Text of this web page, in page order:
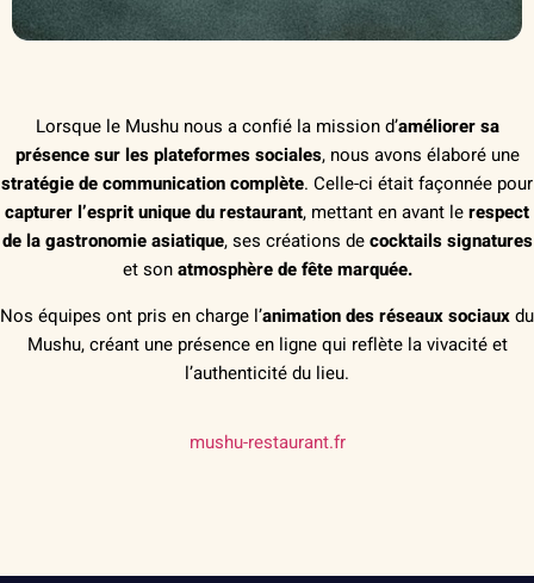
Lorsque le Mushu nous a confié la mission d’améliorer sa
présence sur les plateformes sociales, nous avons élaboré une
stratégie de communication complète. Celle-ci était façonnée pour
capturer l’esprit unique du restaurant, mettant en avant lerespect
de la gastronomie asiatique, ses créations decocktails signatures
et sonatmosphère de fête marquée.
Nos équipes ont pris en charge l’animation des réseaux sociauxdu
Mushu, créant une présence en ligne qui reflète la vivacité et
l’authenticité du lieu.
mushu-restaurant.fr